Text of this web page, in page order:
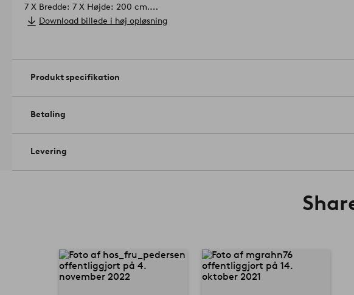
7 X Bredde: 7 X Højde: 200 cm.
IP20-klassificeret transformer. Tilslutningskabel: 3,5 meter.
Lysfarve: varm hvid.
Kun til indendørs brug. Ikke til udendørs brug.
Download billede i høj opløsning
Produkt specifikation
Betaling
Levering